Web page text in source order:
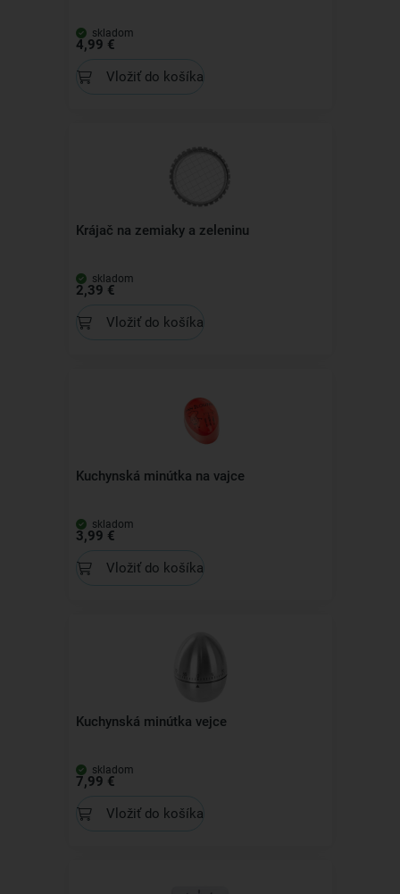
skladom
4,99 €
Vložiť do košíka
Krájač na zemiaky a zeleninu
skladom
2,39 €
Vložiť do košíka
Kuchynská minútka na vajce
skladom
3,99 €
Vložiť do košíka
Kuchynská minútka vejce
skladom
7,99 €
Vložiť do košíka